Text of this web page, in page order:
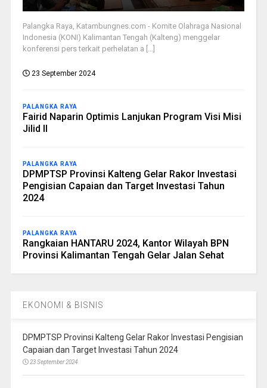
Palangka Raya, Katambungnes.com - Komite Olahraga Nasional
Indonesia (KONI) Kalimantan Tengah (Kalteng) menggelar
konferensi pers terkait perhelatan a [...]
23 September 2024
PALANGKA RAYA
Fairid Naparin Optimis Lanjukan Program Visi Misi
Jilid II
PALANGKA RAYA
DPMPTSP Provinsi Kalteng Gelar Rakor Investasi
Pengisian Capaian dan Target Investasi Tahun
2024
PALANGKA RAYA
Rangkaian HANTARU 2024, Kantor Wilayah BPN
Provinsi Kalimantan Tengah Gelar Jalan Sehat
EKONOMI & BISNIS
DPMPTSP Provinsi Kalteng Gelar Rakor Investasi Pengisian
Capaian dan Target Investasi Tahun 2024
23 September 2024